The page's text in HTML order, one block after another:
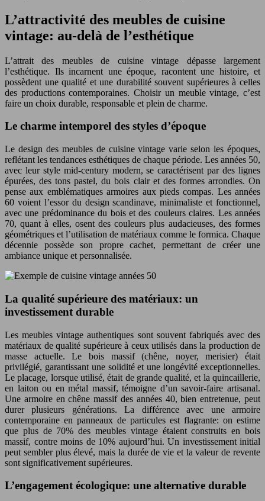
L’attractivité des meubles de cuisine
vintage: au-delà de l’esthétique
L’attrait des meubles de cuisine vintage dépasse largement
l’esthétique. Ils incarnent une époque, racontent une histoire, et
possèdent une qualité et une durabilité souvent supérieures à celles
des productions contemporaines. Choisir un meuble vintage, c’est
faire un choix durable, responsable et plein de charme.
Le charme intemporel des styles d’époque
Le design des meubles de cuisine vintage varie selon les époques,
reflétant les tendances esthétiques de chaque période. Les années 50,
avec leur style mid-century modern, se caractérisent par des lignes
épurées, des tons pastel, du bois clair et des formes arrondies. On
pense aux emblématiques armoires aux pieds compas. Les années
60 voient l’essor du design scandinave, minimaliste et fonctionnel,
avec une prédominance du bois et des couleurs claires. Les années
70, quant à elles, osent des couleurs plus audacieuses, des formes
géométriques et l’utilisation de matériaux comme le formica. Chaque
décennie possède son propre cachet, permettant de créer une
ambiance unique et personnalisée.
La qualité supérieure des matériaux: un
investissement durable
Les meubles vintage authentiques sont souvent fabriqués avec des
matériaux de qualité supérieure à ceux utilisés dans la production de
masse actuelle. Le bois massif (chêne, noyer, merisier) était
privilégié, garantissant une solidité et une longévité exceptionnelles.
Le placage, lorsque utilisé, était de grande qualité, et la quincaillerie,
en laiton ou en métal massif, témoigne d’un savoir-faire artisanal.
Une armoire en chêne massif des années 40, bien entretenue, peut
durer plusieurs générations. La différence avec une armoire
contemporaine en panneaux de particules est flagrante: on estime
que plus de 70% des meubles vintage étaient construits en bois
massif, contre moins de 10% aujourd’hui. Un investissement initial
peut sembler plus élevé, mais la durée de vie et la valeur de revente
sont significativement supérieures.
L’engagement écologique: une alternative durable